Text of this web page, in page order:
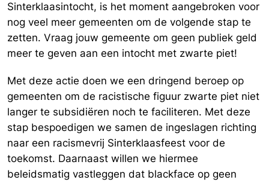
Sinterklaasintocht, is het moment aangebroken voor
nog veel meer gemeenten om de volgende stap te
zetten. Vraag jouw gemeente om geen publiek geld
meer te geven aan een intocht met zwarte piet!
Met deze actie doen we een dringend beroep op
gemeenten om de racistische figuur zwarte piet niet
langer te subsidiëren noch te faciliteren. Met deze
stap bespoedigen we samen de ingeslagen richting
naar een racismevrij Sinterklaasfeest voor de
toekomst. Daarnaast willen we hiermee
beleidsmatig vastleggen dat blackface op geen